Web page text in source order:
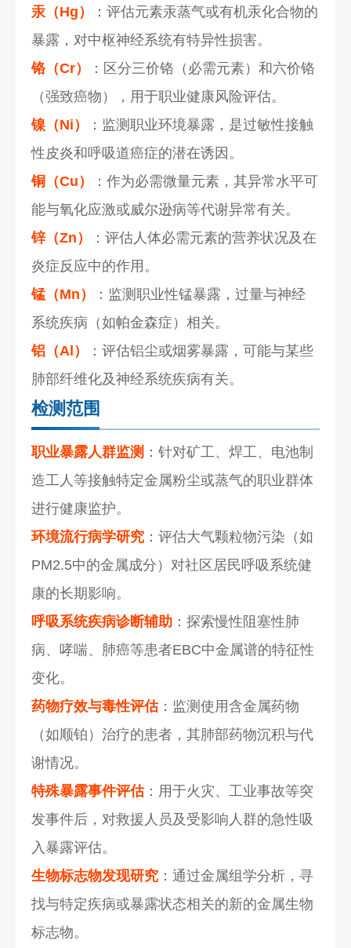
汞（Hg）
：评估元素汞蒸气或有机汞化合物的
暴露，对中枢神经系统有特异性损害。
铬（Cr）
：区分三价铬（必需元素）和六价铬
（强致癌物），用于职业健康风险评估。
镍（Ni）
：监测职业环境暴露，是过敏性接触
性皮炎和呼吸道癌症的潜在诱因。
铜（Cu）
：作为必需微量元素，其异常水平可
能与氧化应激或威尔逊病等代谢异常有关。
锌（Zn）
：评估人体必需元素的营养状况及在
炎症反应中的作用。
锰（Mn）
：监测职业性锰暴露，过量与神经
系统疾病（如帕金森症）相关。
铝（Al）
：评估铝尘或烟雾暴露，可能与某些
肺部纤维化及神经系统疾病有关。
检测范围
职业暴露人群监测 ：针对矿工、焊工、电池制
造工人等接触特定金属粉尘或蒸气的职业群体
进行健康监护。
环境流行病学研究 ：评估大气颗粒物污染（如
PM2.5中的金属成分）对社区居民呼吸系统健
康的长期影响。
呼吸系统疾病诊断辅助 ：探索慢性阻塞性肺
病、哮喘、肺癌等患者EBC中金属谱的特征性
变化。
药物疗效与毒性评估：监测使用含金属药物
（如顺铂）治疗的患者，其肺部药物沉积与代
谢情况。
特殊暴露事件评估：用于火灾、工业事故等突
发事件后，对救援人员及受影响人群的急性吸
入暴露评估。
生物标志物发现研究 ：通过金属组学分析，寻
找与特定疾病或暴露状态相关的新的金属生物
标志物。